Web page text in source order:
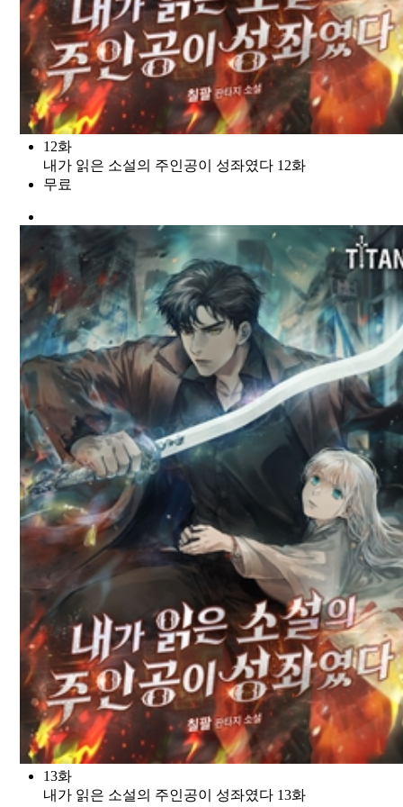
12화
내가 읽은 소설의 주인공이 성좌였다 12화
무료
13화
내가 읽은 소설의 주인공이 성좌였다 13화